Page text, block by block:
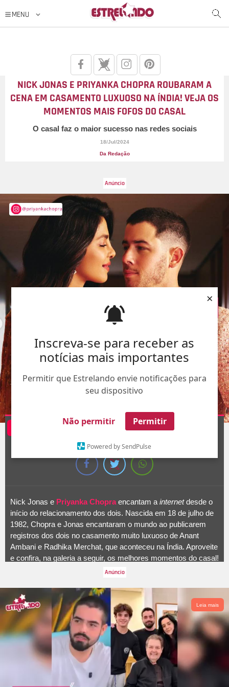
Inscreva-se para receber as
notícias mais importantes
Permitir que Estrelando envie notificações para
seu dispositivo
Não permitir Permitir
Powered by SendPulse
×
NICK JONAS E PRIYANKA CHOPRA ROUBARAM A
CENA EM CASAMENTO LUXUOSO NA ÍNDIA! VEJA OS
MOMENTOS MAIS FOFOS DO CASAL
O casal faz o maior sucesso nas redes sociais
18/Jul/2024
Da Redação
Divulgação
/13
Nick Jonas e Priyanka Chopraencantam a internetdesde o
início do relacionamento dos dois. Nascida em 18 de julho de
1982, Chopra e Jonas encantaram o mundo ao publicarem
registros dos dois no casamento muito luxuoso de Anant
Ambani e Radhika Merchat, que aconteceu na Índia. Aproveite
e confira, na galeria a seguir, os melhores momentos do casal!
Leia mais